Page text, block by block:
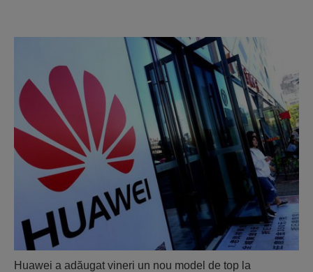
Huawei a adăugat vineri un nou model de top la